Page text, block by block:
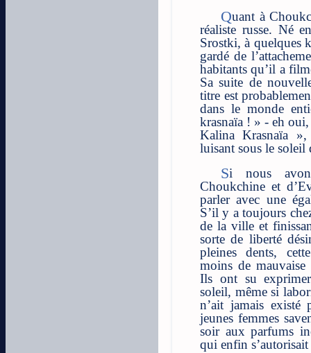
Quant à Choukchine, il a été une sorte de néo-
réaliste russe. Né
Srostki, à quelques
gardé de
habitants qu’il a
Sa suite de
titre est
dans le monde
krasnaïa ! » - eh oui,
Kalina Krasnaïa
luisant sous le
Si nous avons eu envie de parler de
Choukchine et
parler avec une
S’il y a toujours
de la ville et
sorte de liberté
pleines dents,
moins de mauvaise
Ils ont su
soleil, même si
n’ait jamais
jeunes femmes
soir aux parfums
qui enfin